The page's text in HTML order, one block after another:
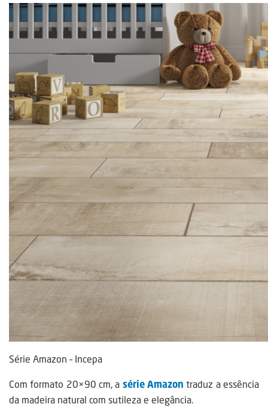
Série Amazon – Incepa
Com formato 20×90 cm, a série Amazon traduz a essência
da madeira natural com sutileza e elegância.